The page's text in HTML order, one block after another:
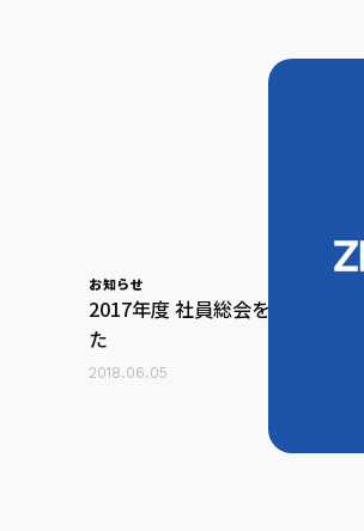
お知らせ
2017年度 社員総会を開催いたし
た
2018.06.05